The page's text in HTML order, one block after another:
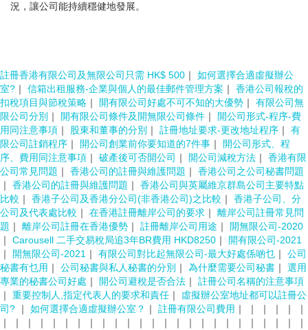
況，讓公司能持續穩健地發展。
註冊香港有限公司及無限公司只需 HK$ 500 ｜ 如何選擇合適虛擬辦公
室? ｜ 信箱出租服務-企業與個人的最佳郵件管理方案 ｜ 香港公司報稅的
扣稅項目與節稅策略 ｜ 開有限公司好處不可不知的大優勢 ｜ 有限公司無
限公司分別 ｜ 開有限公司條件及開無限公司條件 ｜ 開公司形式-程序-費
用同注意事項 ｜ 股東和董事的分別 ｜ 註冊地址要求-更改地址程序 ｜ 有
限公司註銷程序 ｜ 開公司創業前你要知道的7件事 ｜ 開公司形式、程
序、費用同注意事項 ｜ 破產後可否開公司 ｜ 開公司減稅方法 ｜ 香港有限
公司常見問題 ｜ 香港公司的註冊與維護問題 ｜ 香港公司之公司秘書問題
｜ 香港公司的註冊與維護問題 ｜ 香港公司與英屬維京群島公司主要特點
比較 ｜ 香港子公司及香港分公司(非香港公司)之比較 ｜ 香港子公司、分
公司及代表處比較 ｜ 在香港註冊離岸公司的要求 ｜ 離岸公司註冊常見問
題 ｜ 離岸公司註冊在香港優勢 ｜ 註冊離岸公司用途 ｜ 開無限公司-2020
｜ Carousell 二手交易稅局追3年BR費用 HKD8250 ｜ 開有限公司-2021
｜ 開無限公司-2021 ｜ 有限公司對比起無限公司-最大好處係啲乜 ｜ 公司
秘書有乜用 ｜ 公司秘書與私人秘書的分別 ｜ 為什麼需要公司秘書 ｜ 選用
專業的秘書公司好處 ｜ 開公司避稅是否合法 ｜ 註冊公司名稱的注意事項
｜ 重要控制人,指定代表人的要求和責任 ｜ 虛擬辦公室地址都可以註冊公
司?
｜ 如何選擇合適虛擬辦公室？ ｜ 註冊有限公司費用 ｜ ｜ ｜ ｜ ｜
｜
｜
｜ ｜ ｜ ｜ ｜ ｜ ｜ ｜ ｜ ｜ ｜ ｜ ｜ ｜ ｜ ｜ ｜ ｜ ｜ ｜ ｜ ｜ ｜
｜